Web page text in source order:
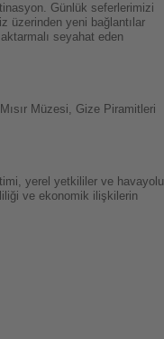
Günlük seferlerimizi
üzerinden yeni bağlantılar
seyahat eden
Müzesi, Gize Piramitleri
yerel yetkililer ve havayolu
ve ekonomik ilişkilerin